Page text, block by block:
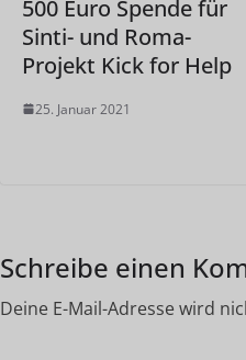
500 Euro Spende für
Sinti- und Roma-
Projekt Kick for Help
25. Januar 2021
Schreibe einen
Deine E-Mail-Adresse wird